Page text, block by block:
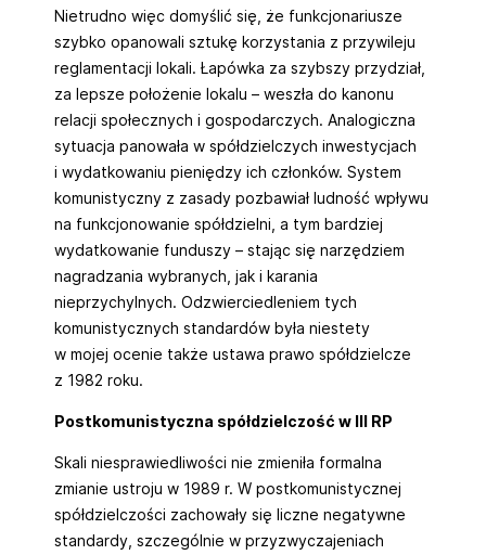
Nietrudno więc domyślić się, że funkcjonariusze
szybko opanowali sztukę korzystania z przywileju
reglamentacji lokali. Łapówka za szybszy przydział,
za lepsze położenie lokalu – weszła do kanonu
relacji społecznych i gospodarczych. Analogiczna
sytuacja panowała w spółdzielczych inwestycjach
i wydatkowaniu pieniędzy ich członków. System
komunistyczny z zasady pozbawiał ludność wpływu
na funkcjonowanie spółdzielni, a tym bardziej
wydatkowanie funduszy – stając się narzędziem
nagradzania wybranych, jak i karania
nieprzychylnych. Odzwierciedleniem tych
komunistycznych standardów była niestety
w mojej ocenie także ustawa prawo spółdzielcze
z 1982 roku.
Postkomunistyczna spółdzielczość w III RP
Skali niesprawiedliwości nie zmieniła formalna
zmianie ustroju w 1989 r. W postkomunistycznej
spółdzielczości zachowały się liczne negatywne
standardy, szczególnie w przyzwyczajeniach